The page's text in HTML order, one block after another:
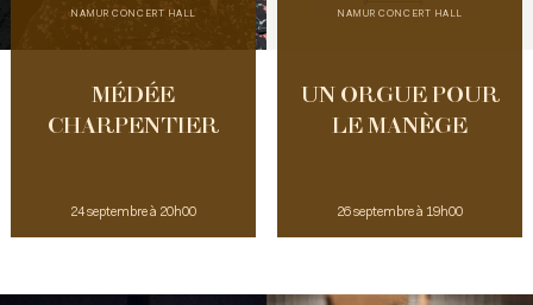
NAMUR CONCERT HALL
MÉDÉE
CHARPENTIER
24 septembre à 20h00
NAMUR CONCERT HALL
UN ORGUE POUR
LE MANÈGE
26 septembre à 19h00